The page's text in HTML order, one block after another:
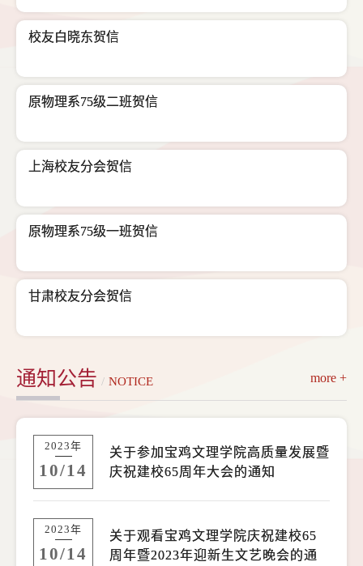
校友白晓东贺信
原物理系75级二班贺信
上海校友分会贺信
原物理系75级一班贺信
甘肃校友分会贺信
通知公告 / NOTICE more +
2023年
10/14
关于参加宝鸡文理学院高质量发展暨
庆祝建校65周年大会的通知
2023年
10/14
关于观看宝鸡文理学院庆祝建校65
周年暨2023年迎新生文艺晚会的通